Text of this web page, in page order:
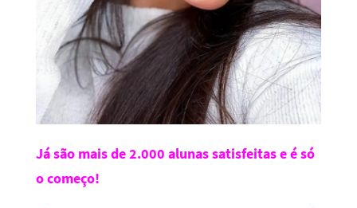
Já são mais de 2.000 alunas satisfeitas e é só
o começo!